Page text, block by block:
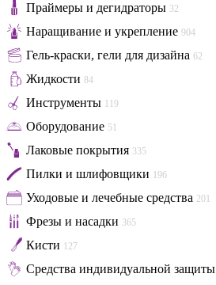
Праймеры и дегидраторы 32
Наращивание и укрепление 904
Гель-краски, гели для дизайна 62
Жидкости 84
Инструменты 119
Оборудование 51
Лаковые покрытия 335
Пилки и шлифовщики 196
Уходовые и лечебные средства 201
Фрезы и насадки 365
Кисти 127
Средства индивидуальной защиты